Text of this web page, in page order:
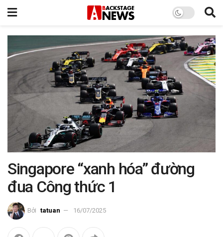
Singapore “xanh hóa” đường
đua Công thức 1
Bởi tatuan 16/07/2025